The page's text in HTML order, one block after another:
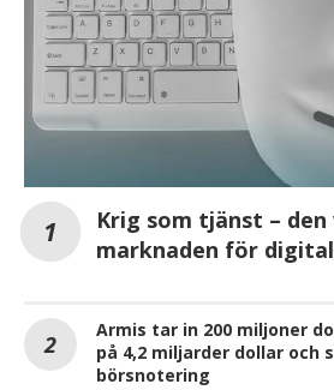
Krig som tjänst – den
marknaden för
Armis tar in 200 miljoner
på 4,2 miljarder dollar och
börsnotering